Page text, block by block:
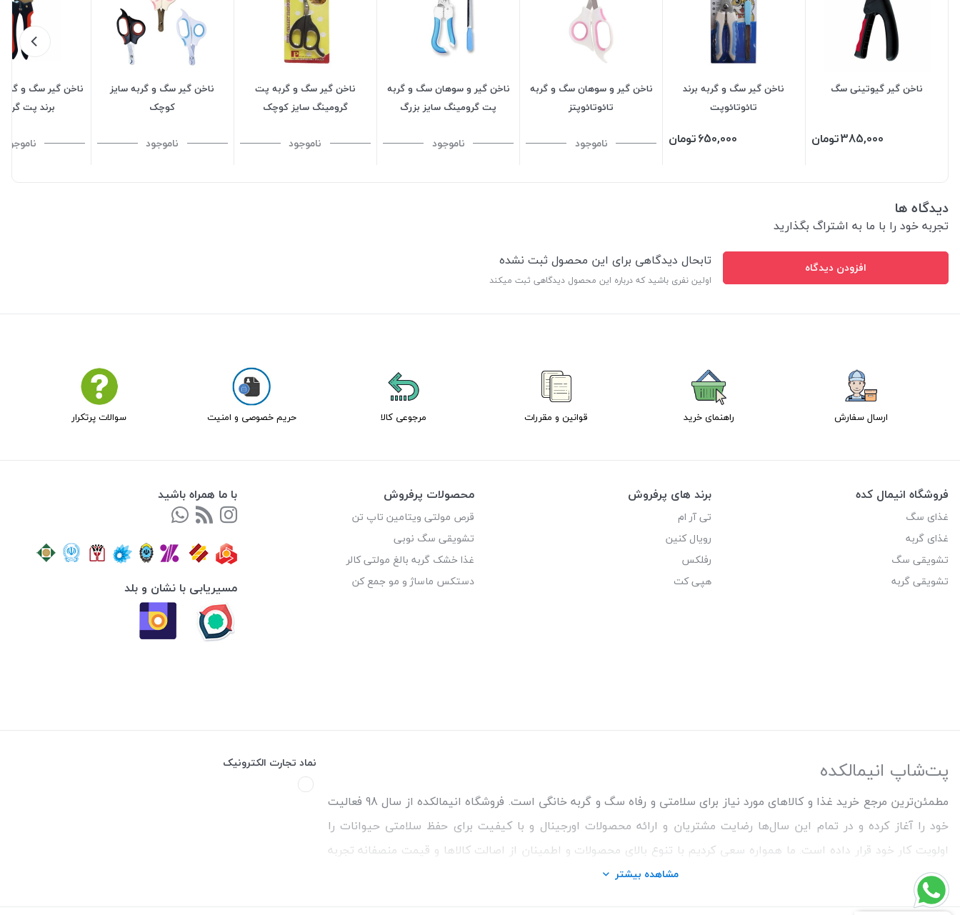
ناخن گیر گیوتینی سگ
385,000تومان
ناخن گیر سگ و گربه برند
تائوتائوپت
650,000تومان
ناخن گیر و سوهان سگ و گربه
تائوتائوپتز
ناموجود
ناخن گیر و سوهان سگ و گربه
پت گرومینگ سایز بزرگ
ناموجود
ناخن گیر سگ و گربه پت
گرومینگ سایز کوچک
ناموجود
ناخن گیر سگ و گربه سایز
کوچک
ناموجود
ناخن گیر سگ و
برند پت
ناموجود
دیدگاه ها
تجربه خود را با ما به اشتراگ بگذارید
افزودن دیدگاه تابحال دیدگاهی برای این محصول ثبت نشده
اولین نفری باشید که درباره این محصول دیدگاهی ثبت میکند
ارسال سفارش راهنمای خرید قوانین و مقررات مرجوعی کالا حریم خصوصی و امنیت سوالات پرتکرار
فروشگاه انیمال کده
غذای سگ
غذای گربه
تشویقی سگ
تشویقی گربه
برند های پرفروش
تی آر ام
رویال کنین
رفلکس
هپی کت
محصولات پرفروش
قرص مولتی ویتامین تاپ تن
تشویقی سگ نوبی
غذا خشک گربه بالغ مولتی کالر
دستکس ماساژ و مو جمع کن
با ما همراه باشید
مسیریابی با نشان و بلد
پت‌شاپ انیمالکده
مطمئن‌ترین مرجع خرید غذا و کالاهای مورد نیاز برای سلامتی و رفاه سگ و گربه خانگی است. فروشگاه انیمالکده از سال 98 فعالیت
خود را آغاز کرده و در تمام این سال‌ها رضایت مشتریان و ارائه محصولات اورجینال و با کیفیت برای حفظ سلامتی حیوانات را
اولویت کار خود قرار داده است. ما همواره سعی کردیم با تنوع بالای محصولات و اطمینان از اصالت کالاها و قیمت منصفانه تجربه
خریدی خوشایند را برای مشتریان رقم بزنیم. همچنین برای دریافت مشاوره رایگان درمورد محصولات می‌توانیدبا شماره مشاور در
تماس باشید.
مشاهده بیشتر
نماد تجارت الکترونیک